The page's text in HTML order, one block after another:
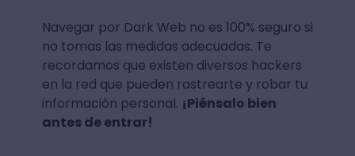
Navegar por Dark Web no es 100% seguro si
no tomas las medidas adecuadas. Te
recordamos que existen diversos hackers
en la red que pueden rastrearte y robar tu
información personal. ¡Piénsalo bien
antes de entrar!